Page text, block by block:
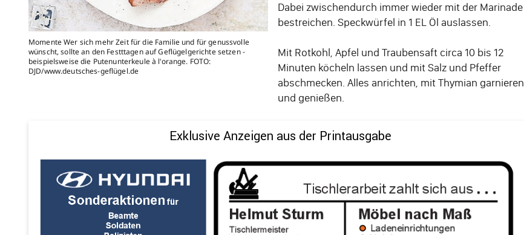
Momente Wer sich mehr Zeit für die Familie und für genussvolle
wünscht, sollte an den Festttagen auf Geflügelgerichte setzen -
beispielsweise die Putenunterkeule à l'orange. FOTO:
DJD/www.deutsches-geflügel.de
Dabei zwischendurch immer wieder mit der Marinade
bestreichen. Speckwürfel in 1 EL Öl auslassen.
Mit Rotkohl, Apfel und Traubensaft circa 10 bis 12
Minuten köcheln lassen und mit Salz und Pfeffer
abschmecken. Alles anrichten, mit Thymian garnieren
und genießen.
Exklusive Anzeigen aus der Printausgabe